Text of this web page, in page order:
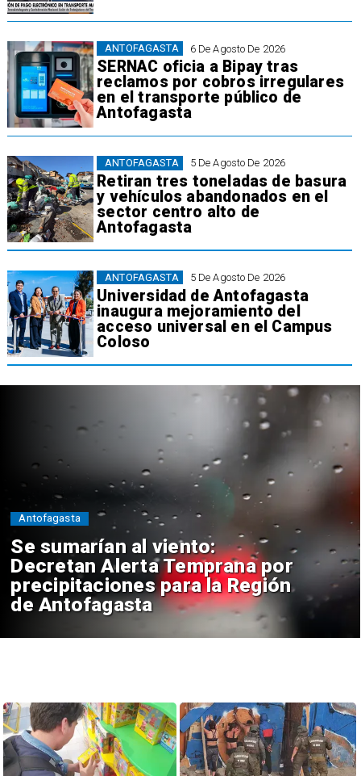
6 De Agosto De 2026
SERNAC oficia a Bipay tras
reclamos por cobros irregulares
en el transporte público de
Antofagasta
ANTOFAGASTA
5 De Agosto De 2026
Retiran tres toneladas de basura
y vehículos abandonados en el
sector centro alto de
Antofagasta
ANTOFAGASTA
5 De Agosto De 2026
Universidad de Antofagasta
inaugura mejoramiento del
acceso universal en el Campus
Coloso
ANTOFAGASTA
Se sumarían al viento:
Decretan Alerta Temprana por
precipitaciones para la Región
de Antofagasta
Antofagasta